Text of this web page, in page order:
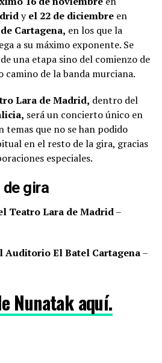
yel 22 de diciembre en
Cartagena, en los que la
a su máximo exponente. Se
una etapa sino del comienzo de
camino de la banda murciana.
Lara de Madrid, dentro del
será un concierto único en
que no se han podido
en el resto de la gira, gracias
especiales.
gira
Teatro Lara de Madrid–
Auditorio El Batel Cartagena–
Nunatak aquí.